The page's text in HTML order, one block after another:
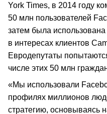
York Times, в 2014 году
50 млн пользователей
затем была использована
в интересах клиентов
Евродепутаты
числе этих 50 млн
«Мы использовали
профилях миллионов
стратегию, основываясь